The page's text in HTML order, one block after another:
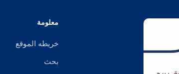
معلومة
خريطه الموقع
بحث